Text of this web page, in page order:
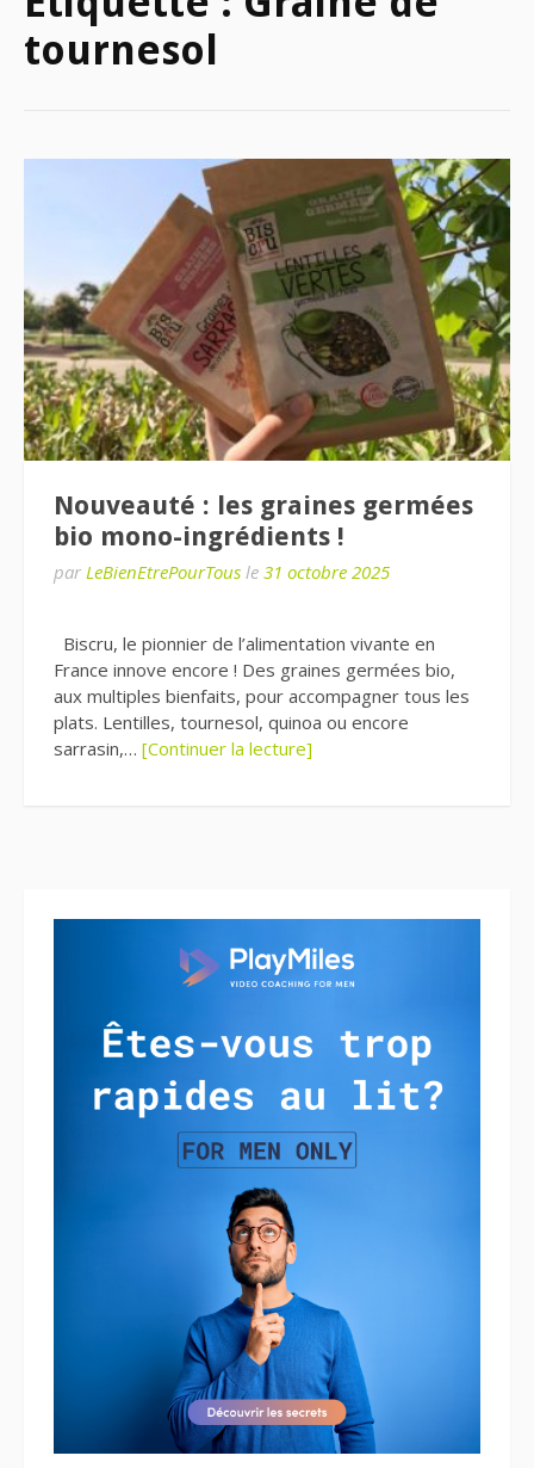
tournesol
Nouveauté : les graines germées
bio mono-ingrédients !
par LeBienEtrePourTous le 31 octobre 2025
Biscru, le pionnier de l’alimentation vivante en
France innove encore ! Des graines germées bio,
aux multiples bienfaits, pour accompagner tous les
plats. Lentilles, tournesol, quinoa ou encore
sarrasin,… [Continuer la lecture]